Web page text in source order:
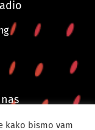
kako bismo vam